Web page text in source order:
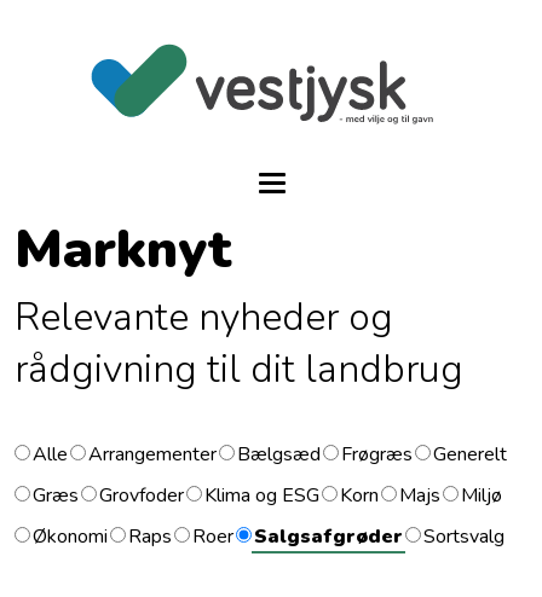
Marknyt
Relevante nyheder og
rådgivning til dit landbrug
Alle Arrangementer Bælgsæd Frøgræs
Generelt
Græs
Grovfoder Klima og ESG Korn Majs
Miljø
Økonomi
Raps Roer Salgsafgrøder Sortsvalg